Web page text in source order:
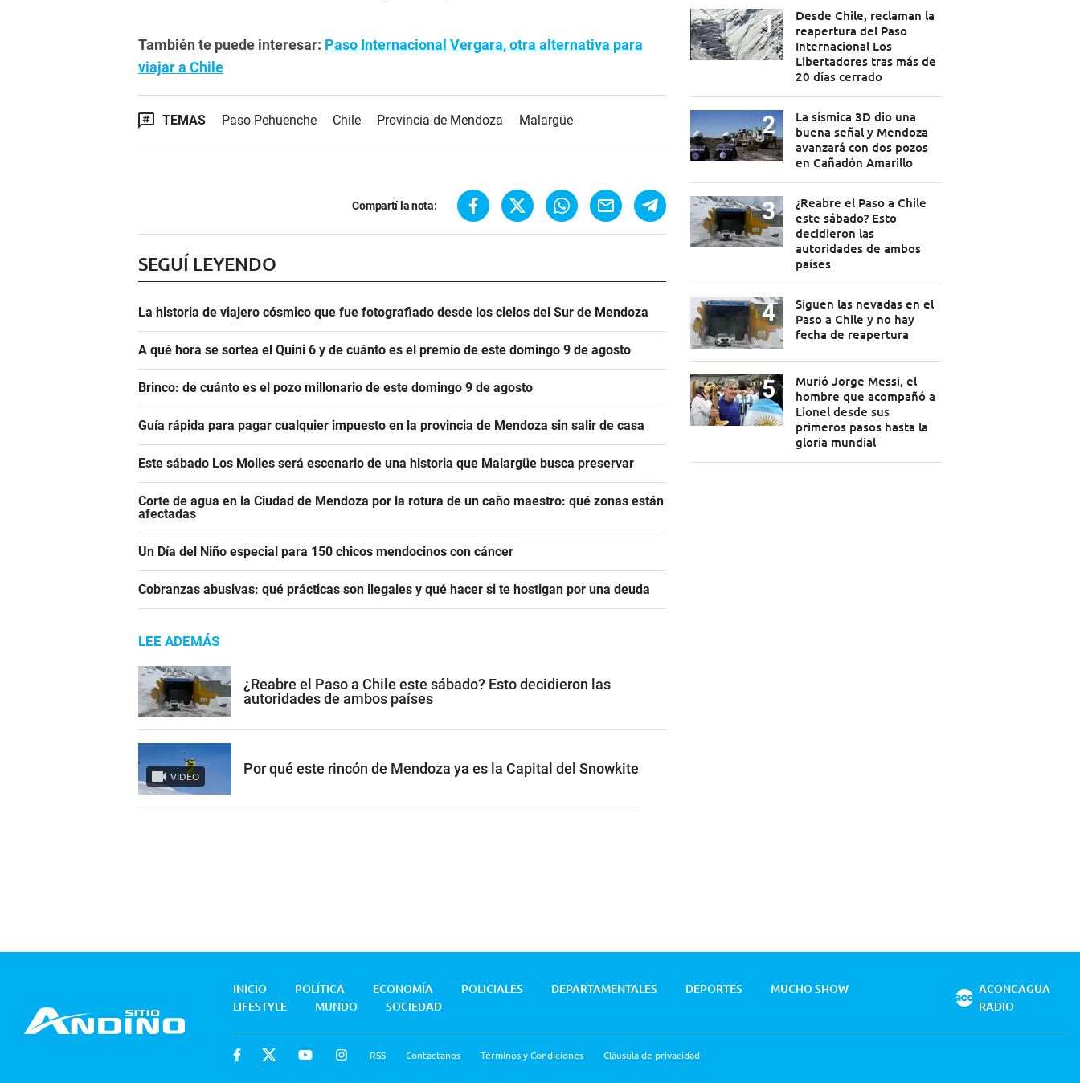
También te puede interesar: Paso Internacional Vergara, otra alternativa para
viajar a Chile
TEMAS Paso Pehuenche Chile Provincia de Mendoza Malargüe
Compartí la nota:
SEGUÍ LEYENDO
La historia de viajero cósmico que fue fotografiado desde los cielos del Sur de Mendoza
A qué hora se sortea el Quini 6 y de cuánto es el premio de este domingo 9 de agosto
Brinco: de cuánto es el pozo millonario de este domingo 9 de agosto
Guía rápida para pagar cualquier impuesto en la provincia de Mendoza sin salir de casa
Este sábado Los Molles será escenario de una historia que Malargüe busca preservar
Corte de agua en la Ciudad de Mendoza por la rotura de un caño maestro: qué zonas están
afectadas
Un Día del Niño especial para 150 chicos mendocinos con cáncer
Cobranzas abusivas: qué prácticas son ilegales y qué hacer si te hostigan por una deuda
LEE ADEMÁS
¿Reabre el Paso a Chile este sábado? Esto decidieron las
autoridades de ambos países
VIDEO Por qué este rincón de Mendoza ya es la Capital del Snowkite
Desde Chile, reclaman la
reapertura del Paso
Internacional Los
Libertadores tras más de
20 días cerrado
La sísmica 3D dio una
buena señal y Mendoza
avanzará con dos pozos
en Cañadón Amarillo
¿Reabre el Paso a Chile
este sábado? Esto
decidieron las
autoridades de ambos
países
Siguen las nevadas en el
Paso a Chile y no hay
fecha de reapertura
Murió Jorge Messi, el
hombre que acompañó a
Lionel desde sus
primeros pasos hasta la
gloria mundial
INICIO POLÍTICA ECONOMÍA POLICIALES DEPARTAMENTALES DEPORTES
MUCHO SHOW
LIFESTYLE
MUNDO SOCIEDAD
RSS Contactanos Términos y Condiciones Cláusula de privacidad
ACONCAGUA
RADIO